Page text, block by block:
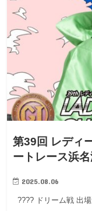
第39回 レディ
ートレース浜
2025.08.06
???? ドリーム戦 出